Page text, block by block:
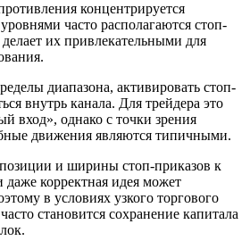
концентрируется
часто располагаются стоп-
их привлекательными для
диапазона, активировать стоп-
внутрь канала. Для трейдера это
вход», однако с точки зрения
движения являются типичными.
позиции и ширины стоп-приказов к
даже корректная идея может
в условиях узкого торгового
становится сохранение капитала